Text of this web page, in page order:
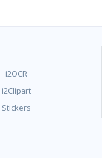
i2OCR
i2Clipart
Stickers